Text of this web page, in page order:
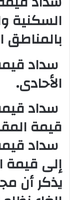
بالمناطق
سداد
الأحادى.
سداد
قيمة
سداد
إلى قيمة
يذكر أن